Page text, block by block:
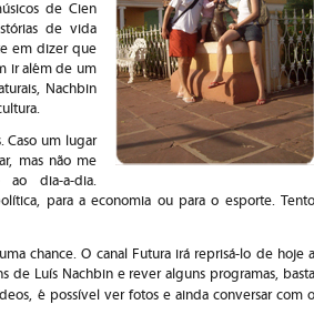
de Cien
de vida
em dizer que
ir além de um
Nachbin
Caso um lugar
mas não me
ao dia-a-dia.
para a economia ou para o esporte. Tento
chance. O canal Futura irá reprisá-lo de hoje a
de Luís Nachbin e rever alguns programas, basta
é possível ver fotos e ainda conversar com o